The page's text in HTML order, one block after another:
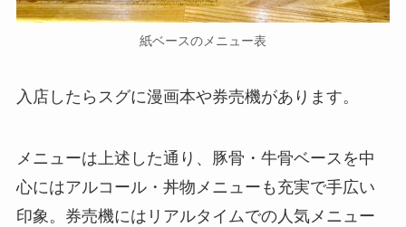
紙ベースのメニュー表
入店したらスグに漫画本や券売機があります。
メニューは上述した通り、豚骨・牛骨ベースを中
心にはアルコール・丼物メニューも充実で手広い
印象。券売機にはリアルタイムでの人気メニュー